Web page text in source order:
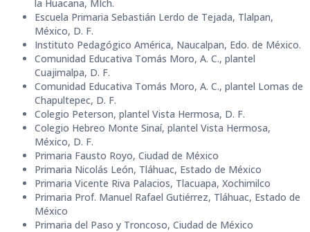
la Huacana, MIch.
Escuela Primaria Sebastián Lerdo de Tejada, Tlalpan,
México, D. F.
Instituto Pedagógico América, Naucalpan, Edo. de México.
Comunidad Educativa Tomás Moro, A. C., plantel
Cuajimalpa, D. F.
Comunidad Educativa Tomás Moro, A. C., plantel Lomas de
Chapultepec, D. F.
Colegio Peterson, plantel Vista Hermosa, D. F.
Colegio Hebreo Monte Sinaí, plantel Vista Hermosa,
México, D. F.
Primaria Fausto Royo, Ciudad de México
Primaria Nicolás León, Tláhuac, Estado de México
Primaria Vicente Riva Palacios, Tlacuapa, Xochimilco
Primaria Prof. Manuel Rafael Gutiérrez, Tláhuac, Estado de
México
Primaria del Paso y Troncoso, Ciudad de México